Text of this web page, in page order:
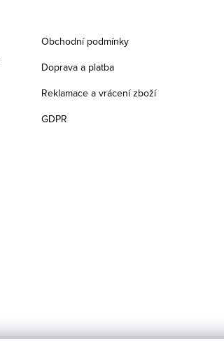
Obchodní podmínky
Doprava a platba
Reklamace a vrácení zboží
GDPR